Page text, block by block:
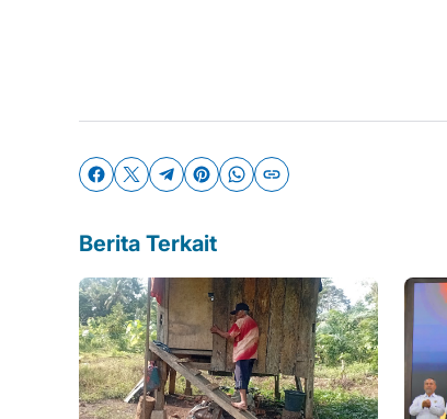
Berita Terkait